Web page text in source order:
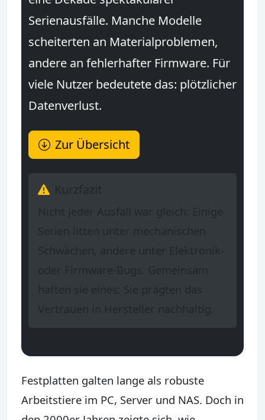
Serienausfälle. Manche Modelle
scheiterten an Materialproblemen,
andere an fehlerhafter Firmware. Für
viele Nutzer bedeutete das: plötzlicher
Datenverlust.
Zur Übersicht
Festplatten galten lange als robuste
Arbeitstiere im PC, Server und NAS. Doch in